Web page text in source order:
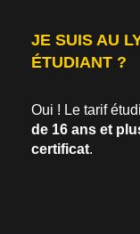
JE SUIS AU
ÉTUDIANT ?
Oui ! Le tarif
de 16 ans et
certificat.